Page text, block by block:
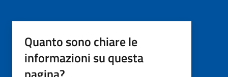
Quanto sono chiare le
informazioni su questa